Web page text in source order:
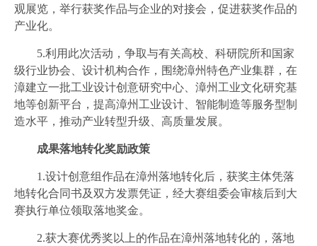
观展览，举行获奖作品与企业的对接会，促进获奖作品的
产业化。
5.利用此次活动，争取与有关高校、科研院所和国家
级行业协会、设计机构合作，围绕漳州特色产业集群，在
漳建立一批工业设计创意研究中心、漳州工业文化研究基
地等创新平台，提高漳州工业设计、智能制造等服务型制
造水平，推动产业转型升级、高质量发展。
成果落地转化奖励政策
1.设计创意组作品在漳州落地转化后，获奖主体凭落
地转化合同书及双方发票凭证，经大赛组委会审核后到大
赛执行单位领取落地奖金。
2.获大赛优秀奖以上的作品在漳州落地转化的，落地